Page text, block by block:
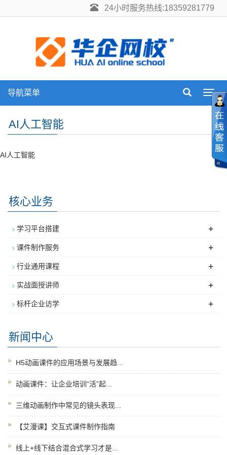
24小时服务热线:18359281779
导航菜单
AI人工智能
AI人工智能
核心业务
学习平台搭建 +
课件制作服务 +
行业通用课程 +
实战面授讲师 +
标杆企业访学 +
新闻中心
H5动画课件的应用场景与发展趋...
动画课件：让企业培训“活”起...
三维动画制作中常见的镜头表现...
【艾漫课】交互式课件制作指南
线上+线下结合混合式学习才是...